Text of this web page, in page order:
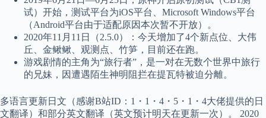
试）开始，测试平台为iOS平台、Microsoft Windows平台
（Android平台由于适配原因本次暂不开放）。
2020年11月11日（2.5.0）：今天增加了4个新点位、大伟
丘、金鳅鳅、观测点、竹笋，目前还在跑。
游戏剧情的主角为“旅行者”，是一对在无数个世界中旅行
的兄妹，因遭遇陌生神明阻拦在提瓦特被迫分離。
多语言更新日文（感谢B站ID：1・1・4・5・1・4大佬提供的日
文翻译）和部分英文翻译（英文预计明天在更新一次）。 2020